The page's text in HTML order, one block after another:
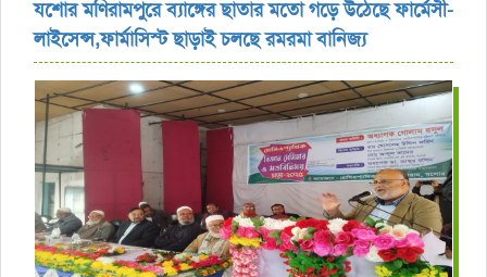
যশোর ‎মণিরামপুরে ব্যাঙ্গের ছাতার মতো গড়ে উঠেছে ফার্মেসী-
লাইসেন্স,ফার্মাসিস্ট ছাড়াই চলছে রমরমা বানিজ্য ‎